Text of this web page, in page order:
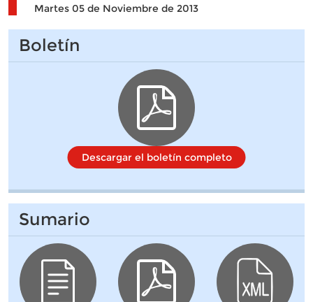
Martes 05 de Noviembre de 2013
Boletín
Descargar el boletín completo
Sumario